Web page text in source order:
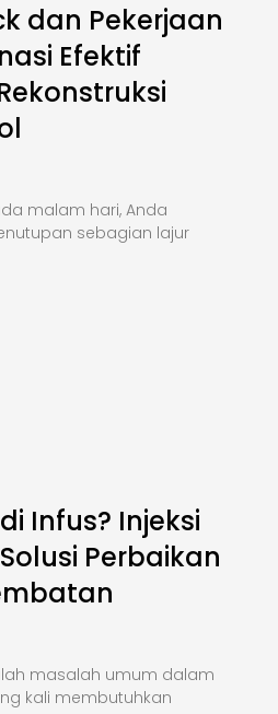
dan Pekerjaan
Efektif
malam hari, Anda
sebagian lajur
Infus? Injeksi
Perbaikan
masalah umum dalam
kali membutuhkan